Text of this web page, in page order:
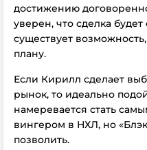
достижению
уверен, что сделка
существует
плану.
Если Кирилл сделает
рынок, то идеально
намеревается стать
вингером в НХЛ, но
позволить.